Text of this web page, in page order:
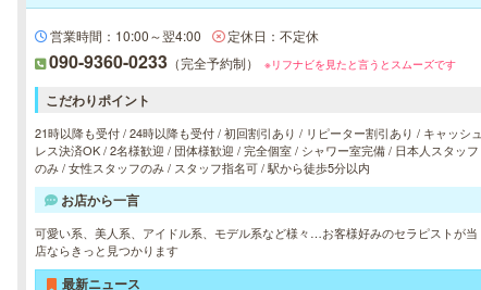
営業時間：10:00～翌4:00 定休日：不定休
090-9360-0233 （完全予約制） ※リフナビを見たと言うとスムーズです
こだわりポイント
21時以降も受付 / 24時以降も受付 / 初回割引あり / リピーター割引あり / キャッシュ
レス決済OK / 2名様歓迎 / 団体様歓迎 / 完全個室 / シャワー室完備 / 日本人スタッフ
のみ / 女性スタッフのみ / スタッフ指名可 / 駅から徒歩5分以内
お店から一言
可愛い系、美人系、アイドル系、モデル系など様々…お客様好みのセラピストが当
店ならきっと見つかります
最新ニュース